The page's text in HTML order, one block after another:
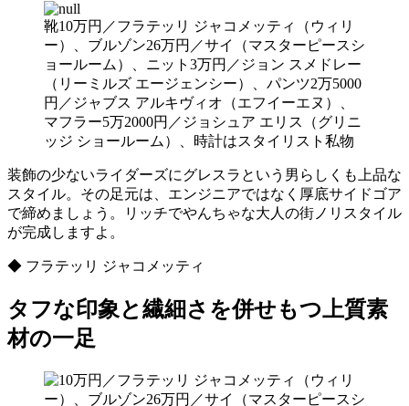
靴10万円／フラテッリ ジャコメッティ（ウィリ
ー）、ブルゾン26万円／サイ（マスターピースシ
ョールーム）、ニット3万円／ジョン スメドレー
（リーミルズ エージェンシー）、パンツ2万5000
円／ジャブス アルキヴィオ（エフイーエヌ）、
マフラー5万2000円／ジョシュア エリス（グリニ
ッジ ショールーム）、時計はスタイリスト私物
装飾の少ないライダーズにグレスラという男らしくも上品な
スタイル。その足元は、エンジニアではなく厚底サイドゴア
で締めましょう。リッチでやんちゃな大人の街ノリスタイル
が完成しますよ。
◆ フラテッリ ジャコメッティ
タフな印象と繊細さを併せもつ上質素
材の一足